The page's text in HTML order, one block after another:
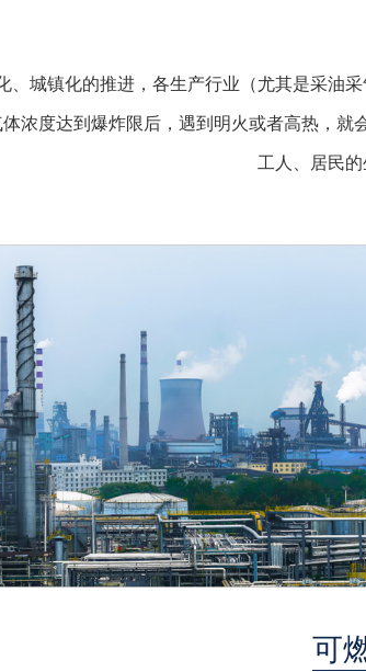
、城镇化的推进，各生产行业（尤其是采油
浓度达到爆炸限后，遇到明火或者高热，
工人、居民的
可